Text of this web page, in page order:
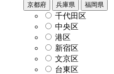
京都府
兵庫県 福岡県
千代田区
中央区
港区
新宿区
文京区
台東区